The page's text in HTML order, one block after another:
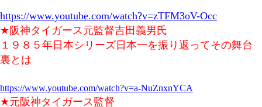
https://www.youtube.com/watch?v=zTFM3oV-Occ
★阪神タイガース元監督吉田義男氏
１９８５年日本シリーズ日本一を振り返ってその舞台
裏とは
https://www.youtube.com/watch?v=a-NuZnxnYCA
★元阪神タイガース監督